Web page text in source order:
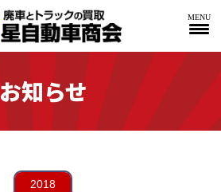
MENU
お知らせ
2018